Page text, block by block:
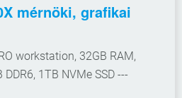
mérnöki, grafikai
workstation, 32GB RAM,
1TB NVMe SSD ---